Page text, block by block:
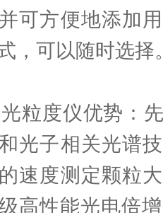
可方便地添加
，可以随时选择
粒度仪优势：
光子相关光谱
速度测定颗粒
高性能光电倍